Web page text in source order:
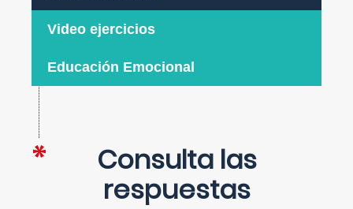
Video ejercicios
Educación Emocional
Consulta las
respuestas